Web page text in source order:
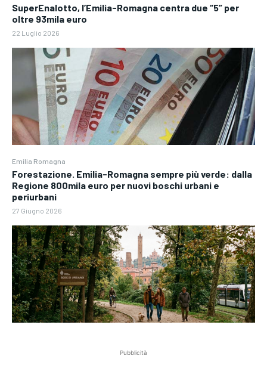
SuperEnalotto, l’Emilia-Romagna centra due “5” per
oltre 93mila euro
22 Luglio 2026
Emilia Romagna
Forestazione. Emilia-Romagna sempre più verde: dalla
Regione 800mila euro per nuovi boschi urbani e
periurbani
27 Giugno 2026
Pubblicità